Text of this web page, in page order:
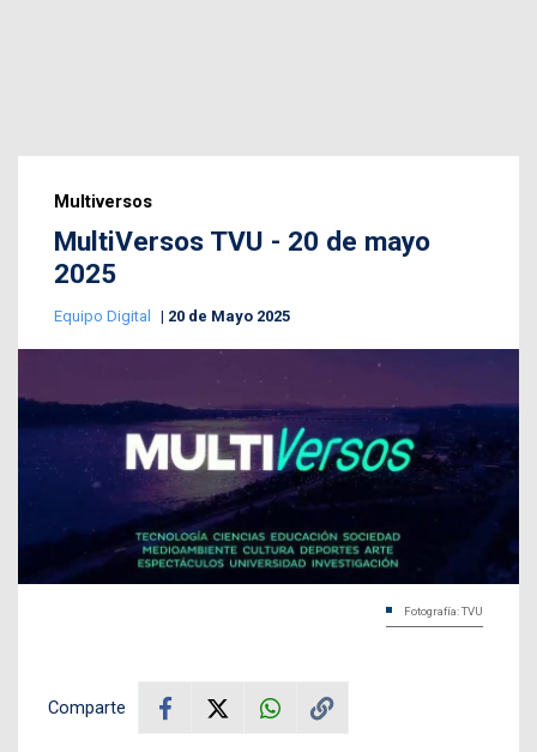
Multiversos
MultiVersos TVU - 20 de mayo
2025
Equipo Digital 20 de Mayo 2025
Fotografía: TVU
Comparte